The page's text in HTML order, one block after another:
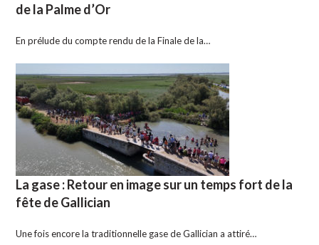
de la Palme d’Or
En prélude du compte rendu de la Finale de la…
La gase : Retour en image sur un temps fort de la
fête de Gallician
Une fois encore la traditionnelle gase de Gallician a attiré…